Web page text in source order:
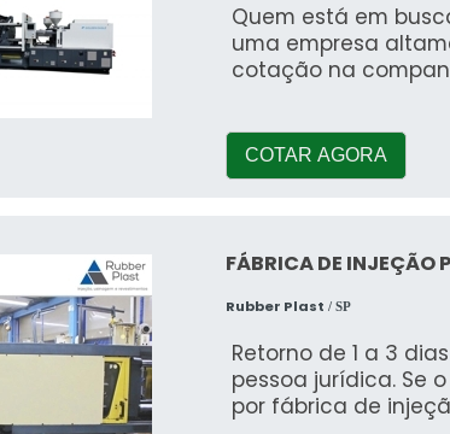
Quem está em
uma empresa
cotação na
COTAR AGORA
FÁBRICA DE INJEÇÃO
Rubber Plast / SP
Retorno de 1 a 3
pessoa jurídica. Se
por fábrica de